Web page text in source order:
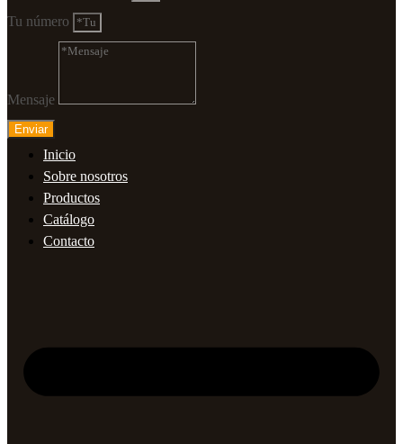
Tu número
Mensaje
Enviar
Inicio
Sobre nosotros
Productos
Catálogo
Contacto